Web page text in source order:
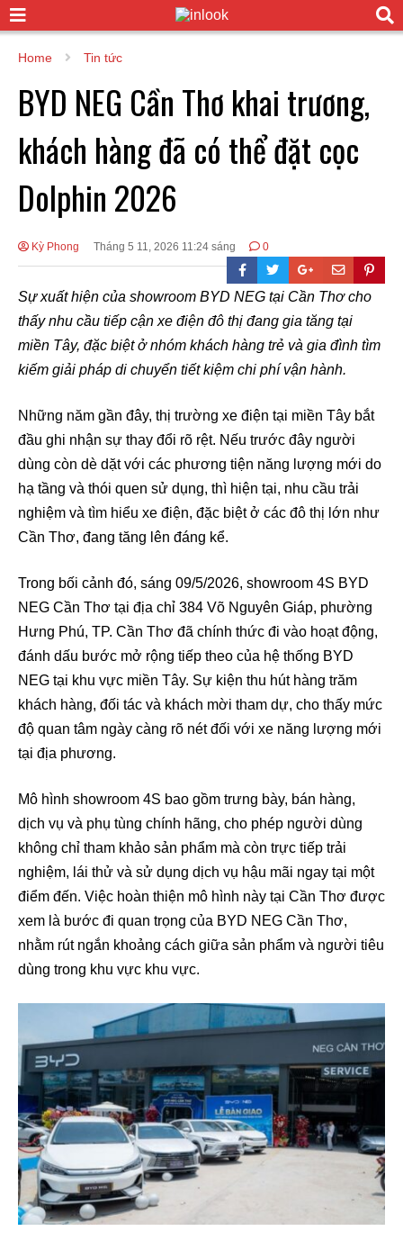
Home Tin tức
BYD NEG Cần Thơ khai trương,
khách hàng đã có thể đặt cọc
Dolphin 2026
Kỳ Phong Tháng 5 11, 2026 11:24 sáng 0
Sự xuất hiện của showroom BYD NEG tại Cần Thơ cho
thấy nhu cầu tiếp cận xe điện đô thị đang gia tăng tại
miền Tây, đặc biệt ở nhóm khách hàng trẻ và gia đình tìm
kiếm giải pháp di chuyển tiết kiệm chi phí vận hành.
Những năm gần đây, thị trường xe điện tại miền Tây bắt
đầu ghi nhận sự thay đổi rõ rệt. Nếu trước đây người
dùng còn dè dặt với các phương tiện năng lượng mới do
hạ tầng và thói quen sử dụng, thì hiện tại, nhu cầu trải
nghiệm và tìm hiểu xe điện, đặc biệt ở các đô thị lớn như
Cần Thơ, đang tăng lên đáng kể.
Trong bối cảnh đó, sáng 09/5/2026, showroom 4S BYD
NEG Cần Thơ tại địa chỉ 384 Võ Nguyên Giáp, phường
Hưng Phú, TP. Cần Thơ đã chính thức đi vào hoạt động,
đánh dấu bước mở rộng tiếp theo của hệ thống BYD
NEG tại khu vực miền Tây. Sự kiện thu hút hàng trăm
khách hàng, đối tác và khách mời tham dự, cho thấy mức
độ quan tâm ngày càng rõ nét đối với xe năng lượng mới
tại địa phương.
Mô hình showroom 4S bao gồm trưng bày, bán hàng,
dịch vụ và phụ tùng chính hãng, cho phép người dùng
không chỉ tham khảo sản phẩm mà còn trực tiếp trải
nghiệm, lái thử và sử dụng dịch vụ hậu mãi ngay tại một
điểm đến. Việc hoàn thiện mô hình này tại Cần Thơ được
xem là bước đi quan trọng của BYD NEG Cần Thơ,
nhằm rút ngắn khoảng cách giữa sản phẩm và người tiêu
dùng trong khu vực khu vực.